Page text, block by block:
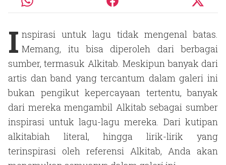
I nspirasi untuk lagu tidak mengenal batas.
Memang, itu bisa diperoleh dari berbagai
sumber, termasuk Alkitab. Meskipun banyak dari
artis dan band yang tercantum dalam galeri ini
bukan pengikut kepercayaan tertentu, banyak
dari mereka mengambil Alkitab sebagai sumber
inspirasi untuk lagu-lagu mereka. Dari kutipan
alkitabiah literal, hingga lirik-lirik yang
terinspirasi oleh referensi Alkitab, Anda akan